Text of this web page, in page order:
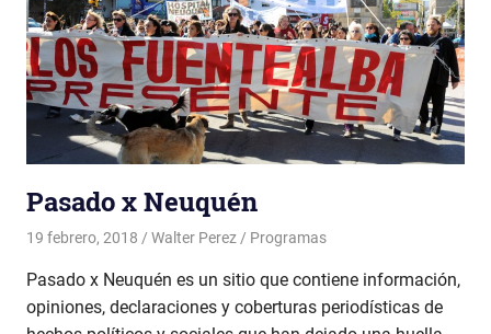
Pasado x Neuquén
19 febrero, 2018 Walter Perez Programas
Pasado x Neuquén es un sitio que contiene información,
opiniones, declaraciones y coberturas periodísticas de